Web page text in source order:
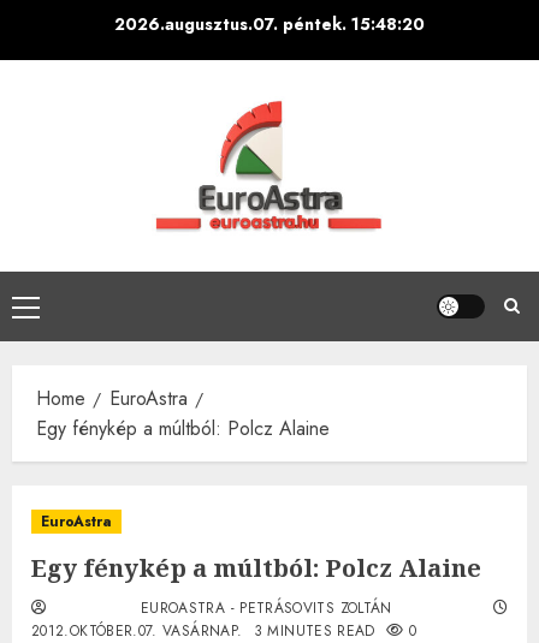
2026.augusztus.07. péntek.15:48:21
Primary
Menu
Home
EuroAstra
Egy fénykép a múltból: Polcz Alaine
EuroAstra
Egy fénykép a múltból: Polcz Alaine
EUROASTRA - PETRÁSOVITS ZOLTÁN
2012.OKTÓBER.07. VASÁRNAP.
3 MINUTES READ 0